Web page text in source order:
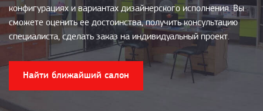
конфигурациях и вариантах дизайнерского исполнения. Вы
сможете оценить ее достоинства, получить консультацию
специалиста, сделать заказ на индивидуальный проект.
Найти ближайший салон